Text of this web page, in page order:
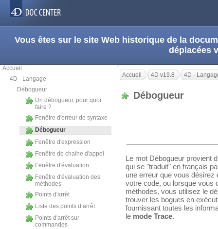
Vous êtes sur le site Web historique de la
déplacées
Accueil
4D - Langage
Débogueur
Un débogueur, pour quoi
faire ?
Fenêtre d'erreur de syntaxe
Débogueur
Fenêtre d'expression
Fenêtre de chaîne d'appel
Fenêtre d'évaluation
Fenêtre d'évaluation des
méthodes
Points d'arrêt
Liste des points d’arrêt
Points d'arrêt sur
commandes
Accueil 4D v19.8 4D -
Débogueur
Le mot Débogueur provient
qui se "traduit" en français
une erreur que vous désirez
votre code, ou lorsque vous
méthodes, vous utilisez le
trouver les bogues en
fournissant toutes les
le mode Trace.